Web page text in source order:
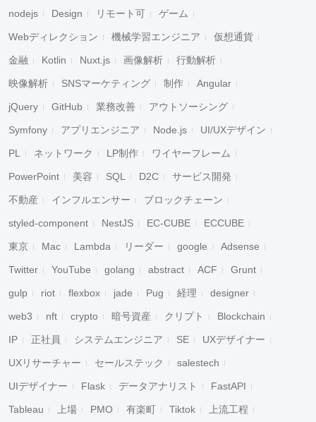
nodejs Design リモート可 ゲーム
Webディレクション 機械学習エンジニア 仮想通貨
金融 Kotlin Nuxt.js 画像解析 行動解析
映像解析 SNSマーケティング 制作 Angular
jQuery GitHub 業務改善 アウトソーシング
Symfony アプリエンジニア Node.js UI/UXデザイン
PL ネットワーク LP制作 ワイヤーフレーム
PowerPoint 美容 SQL D2C サービス開発
不動産 インフルエンサー ブロックチェーン
styled-component NestJS EC-CUBE ECCUBE
東京 Mac Lambda リーダー google Adsense
Twitter YouTube golang abstract ACF Grunt
gulp riot flexbox jade Pug 経理 designer
web3 nft crypto 暗号資産 クリプト Blockchain
IP 正社員 システムエンジニア SE UXデザイナー
UXリサーチャー セールステック salestech
UIデザイナー Flask データアナリスト FastAPI
Tableau 上場 PMO 有楽町 Tiktok 上流工程